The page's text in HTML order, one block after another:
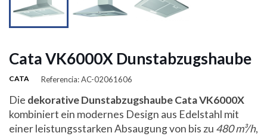
Cata VK6000X Dunstabzugshaube
CATA Referencia: AC-02061606
Die dekorative Dunstabzugshaube Cata VK6000X
kombiniert ein modernes Design aus Edelstahl mit
einer leistungsstarken Absaugung von bis zu 480 m³/h,